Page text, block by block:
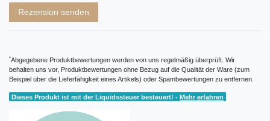
Rezension senden
*Abgegebene Produktbewertungen werden von uns regelmäßig überprüft. Wir
behalten uns vor, Produktbewertungen ohne Bezug auf die Qualität der Ware (zum
Beispiel über die Lieferfähigkeit eines Artikels) oder Spambewertungen zu entfernen.
Dieses Produkt ist mit der Liquidssteuer besteuert! -Mehr erfahren